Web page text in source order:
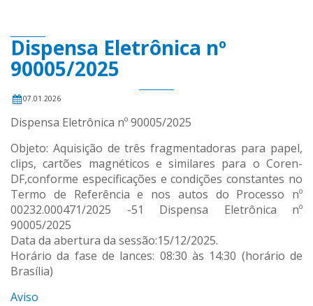
Dispensa Eletrônica nº
90005/2025
07.01.2026
Dispensa Eletrônica nº 90005/2025
Objeto: Aquisição de três fragmentadoras para papel,
clips, cartões magnéticos e similares para o Coren-
DF,conforme especificações e condições constantes no
Termo de Referência e nos autos do Processo nº
00232.000471/2025 -51 Dispensa Eletrônica nº
90005/2025
Data da abertura da sessão:15/12/2025.
Horário da fase de lances: 08:30 às 14:30 (horário de
Brasília)
Aviso